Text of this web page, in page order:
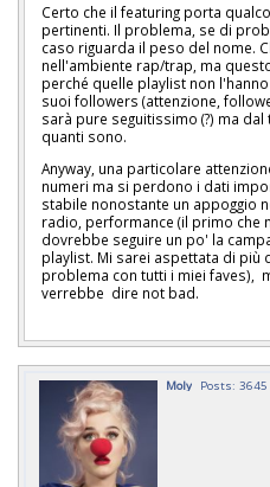
Certo che il featuring porta
pertinenti. Il problema, se di
caso riguarda il peso del nome.
nell'ambiente rap/trap, ma
perché quelle playlist non
suoi followers (attenzione,
sarà pure seguitissimo (?) ma
quanti sono.
Anyway, una particolare
numeri ma si perdono i dati
stabile nonostante un appoggio
radio, performance (il primo che
dovrebbe seguire un po' la
playlist. Mi sarei aspettata di più
problema con tutti i miei faves),
verrebbe dire not bad.
Moly Posts: 3645